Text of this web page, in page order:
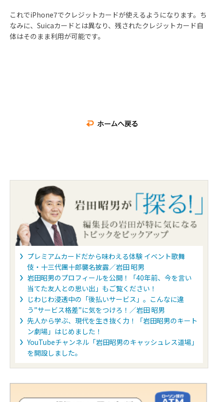
これでiPhone7でクレジットカードが使えるようになります。ち
なみに、Suicaカードとは異なり、残されたクレジットカード自
体はそのまま利用が可能です。
プレミアムカードだから味わえる体験 イベント歌舞
伎・十三代團十郎襲名披露／岩田 昭男
岩田昭男のプロフィールを公開！「40年前、今を言い
当てた友人との思い出」もご覧ください！
じわじわ浸透中の「後払いサービス」。こんなに違
う”サービス格差”に気をつけろ！／岩田 昭男
先人から学ぶ、現代を生き抜く力！「岩田昭男のキート
ン劇場」はじめました！
YouTubeチャンネル「岩田昭男のキャッシュレス道場」
を開設しました。